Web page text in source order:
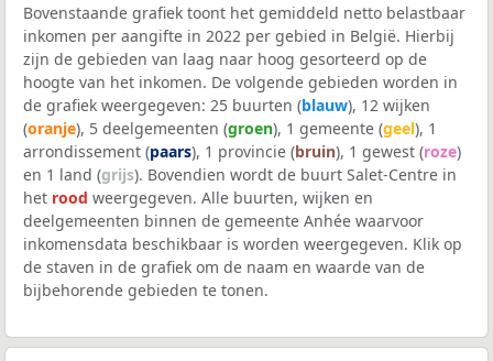
Bovenstaande grafiek toont het gemiddeld netto belastbaar
inkomen per aangifte in 2022 per gebied in België. Hierbij
zijn de gebieden van laag naar hoog gesorteerd op de
hoogte van het inkomen. De volgende gebieden worden in
de grafiek weergegeven: 25 buurten (blauw), 12 wijken
(oranje), 5 deelgemeenten (groen), 1 gemeente (geel), 1
arrondissement (paars), 1 provincie (bruin), 1 gewest (roze)
en 1 land (grijs). Bovendien wordt de buurt Salet-Centre in
het rood weergegeven. Alle buurten, wijken en
deelgemeenten binnen de gemeente Anhée waarvoor
inkomensdata beschikbaar is worden weergegeven. Klik op
de staven in de grafiek om de naam en waarde van de
bijbehorende gebieden te tonen.